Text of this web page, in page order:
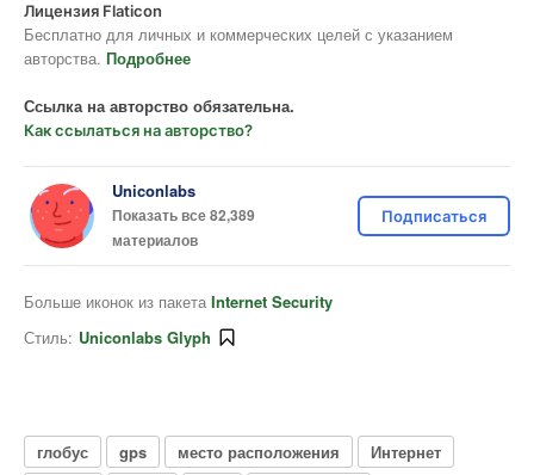
Лицензия Flaticon
Бесплатно для личных и коммерческих целей с указанием
авторства. Подробнее
Ссылка на авторство обязательна.
Как ссылаться на авторство?
Uniconlabs
Показать все 82,389
материалов
Подписаться
Больше иконок из пакета Internet Security
Стиль: Uniconlabs Glyph
глобус gps место расположения
Интернет